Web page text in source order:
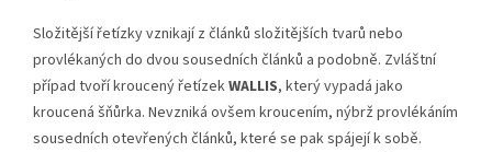
Složitější řetízky vznikají z článků složitějších tvarů nebo
provlékaných do dvou sousedních článků a podobně. Zvláštní
případ tvoří kroucený řetízekWALLIS, který vypadá jako
kroucená šňůrka. Nevzniká ovšem kroucením, nýbrž provlékáním
sousedních otevřených článků, které se pak spájejí k sobě.